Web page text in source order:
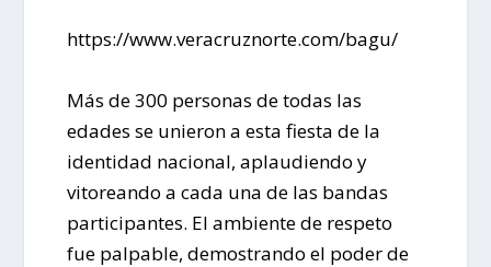
https://www.veracruznorte.com/bagu/
Más de 300 personas de todas las
edades se unieron a esta fiesta de la
identidad nacional, aplaudiendo y
vitoreando a cada una de las bandas
participantes. El ambiente de respeto
fue palpable, demostrando el poder de